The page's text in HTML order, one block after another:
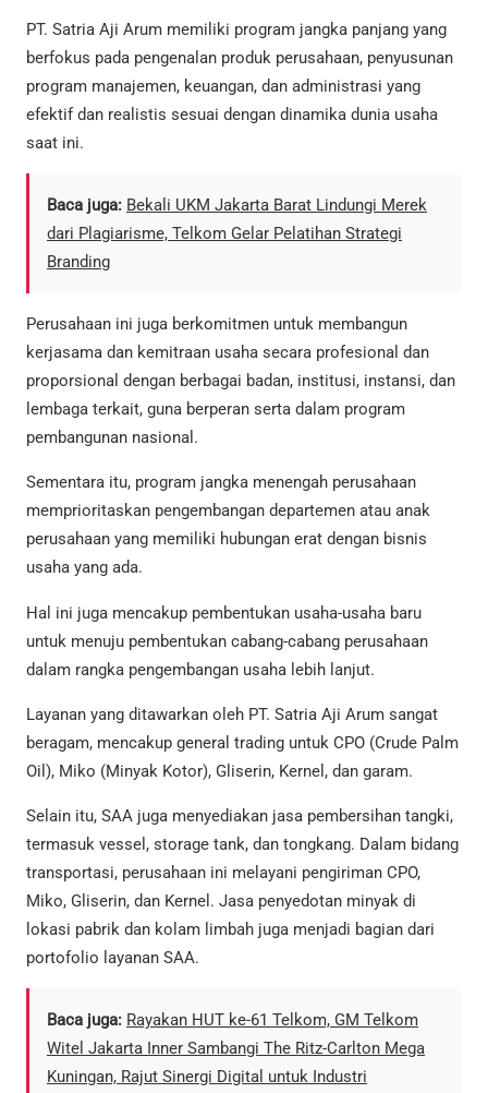
PT. Satria Aji Arum memiliki program jangka panjang yang
berfokus pada pengenalan produk perusahaan, penyusunan
program manajemen, keuangan, dan administrasi yang
efektif dan realistis sesuai dengan dinamika dunia usaha
saat ini.
Baca juga: Bekali UKM Jakarta Barat Lindungi Merek
dari Plagiarisme, Telkom Gelar Pelatihan Strategi
Branding
Perusahaan ini juga berkomitmen untuk membangun
kerjasama dan kemitraan usaha secara profesional dan
proporsional dengan berbagai badan, institusi, instansi, dan
lembaga terkait, guna berperan serta dalam program
pembangunan nasional.
Sementara itu, program jangka menengah perusahaan
memprioritaskan pengembangan departemen atau anak
perusahaan yang memiliki hubungan erat dengan bisnis
usaha yang ada.
Hal ini juga mencakup pembentukan usaha-usaha baru
untuk menuju pembentukan cabang-cabang perusahaan
dalam rangka pengembangan usaha lebih lanjut.
Layanan yang ditawarkan oleh PT. Satria Aji Arum sangat
beragam, mencakup general trading untuk CPO (Crude Palm
Oil), Miko (Minyak Kotor), Gliserin, Kernel, dan garam.
Selain itu, SAA juga menyediakan jasa pembersihan tangki,
termasuk vessel, storage tank, dan tongkang. Dalam bidang
transportasi, perusahaan ini melayani pengiriman CPO,
Miko, Gliserin, dan Kernel. Jasa penyedotan minyak di
lokasi pabrik dan kolam limbah juga menjadi bagian dari
portofolio layanan SAA.
Baca juga: Rayakan HUT ke-61 Telkom, GM Telkom
Witel Jakarta Inner Sambangi The Ritz-Carlton Mega
Kuningan, Rajut Sinergi Digital untuk Industri